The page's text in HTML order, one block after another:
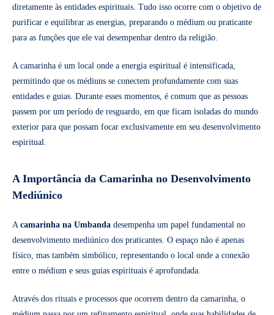
diretamente às entidades espirituais. Tudo isso ocorre com o objetivo de
purificar e equilibrar as energias, preparando o médium ou praticante
para as funções que ele vai desempenhar dentro da religião.
A camarinha é um local onde a energia espiritual é intensificada,
permitindo que os médiuns se conectem profundamente com suas
entidades e guias. Durante esses momentos, é comum que as pessoas
passem por um período de resguardo, em que ficam isoladas do mundo
exterior para que possam focar exclusivamente em seu desenvolvimento
espiritual.
A Importância da Camarinha no Desenvolvimento
Mediúnico
A camarinha na Umbanda desempenha um papel fundamental no
desenvolvimento mediúnico dos praticantes. O espaço não é apenas
físico, mas também simbólico, representando o local onde a conexão
entre o médium e seus guias espirituais é aprofundada.
Através dos rituais e processos que ocorrem dentro da camarinha, o